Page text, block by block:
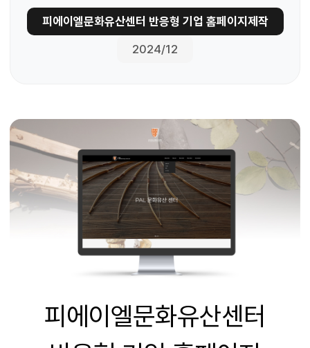
피에이엘문화유산센터 반응형 기업 홈페이지제작
2024/12
피에이엘문화유산센터